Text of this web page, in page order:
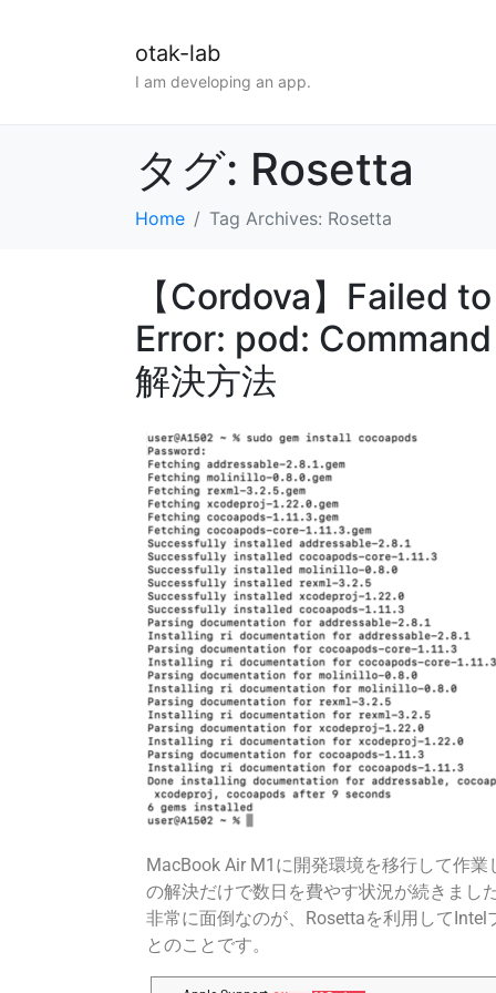
otak-lab
I am developing an app.
タグ: Rosetta
Home Tag Archives: Rosetta
【Cordova】Failed
Error: pod:
解決方法
MacBook Air M1に開発環境を移行して作
の解決だけで数日を費やす状況が続きまし
非常に面倒なのが、Rosettaを利用して
とのことです。